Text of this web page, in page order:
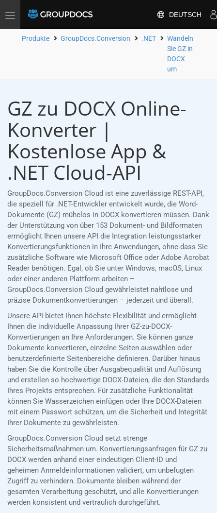
Toggle
DEUTSCH
Produkte GroupDocs.Conversion .NET
Wandeln
Sie GZ in
DOCX
um
GZ zu DOCX Online-
Konverter |
Kostenlose App &
.NET Cloud-API
GroupDocs.Conversion Cloud ist eine zuverlässige REST-API,
die speziell für .NET-Entwickler entwickelt wurde, die Word-
Dokumente (GZ) mühelos in DOCX konvertieren müssen. Dank
der Unterstützung von über 153 Dokument- und Bildformaten
ermöglicht Ihnen unsere API die Integration leistungsstarker
Konvertierungsfunktionen in Ihre Anwendungen, ohne dass Sie
zusätzliche Software wie Microsoft Office oder Adobe Acrobat
Reader benötigen. Egal, ob Sie unter Windows, macOS, Linux
oder einer anderen Plattform arbeiten –
GroupDocs.Conversion Cloud gewährleistet nahtlose und
präzise Dokumentkonvertierungen – jederzeit und überall.
Unsere API bietet Ihnen höchste Flexibilität und ermöglicht
Ihnen die individuelle Anpassung Ihrer GZ-zu-DOCX-
Konvertierungen an Ihre Anforderungen. Sie können ganze
Dokumente konvertieren, einzelne Seiten auswählen oder
benutzerdefinierte Seitenbereiche definieren. Darüber hinaus
haben Sie die Kontrolle über Ausgabequalität und Auflösung
und erstellen so hochwertige DOCX-Dateien, die den Standards
Ihres Projekts entsprechen. Für zusätzliche Funktionalität
können Sie Wasserzeichen einfügen oder Ihre DOCX-Dateien
mit einem Passwort schützen, um die Sicherheit und Integrität
Ihrer Dokumente zu gewährleisten.
GroupDocs.Conversion Cloud setzt strenge
Sicherheitsmaßnahmen um. Konvertierungsanfragen für GZ zu
DOCX werden anhand einer eindeutigen Client-ID und
geheimen Anmeldeinformationen validiert, um unbefugten
Zugriff zu verhindern. Dokumente bleiben während der
gesamten Verarbeitung geschützt, und alle Konvertierungen
werden konsistent und vertraulich durchgeführt.